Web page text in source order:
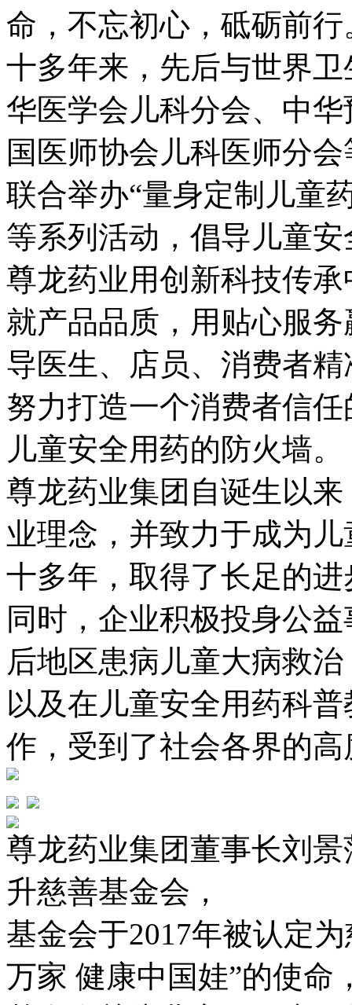
命，不忘初心，砥砺前行
十多年来，先后与世界
华医学会儿科分会、中
国医师协会儿科医师分
联合举办“量身定制儿童
等系列活动，倡导儿童
尊龙药业用创新科技传
就产品品质，用贴心服
导医生、店员、消费者
努力打造一个消费者信
儿童安全用药的防火墙。
尊龙药业集团自诞生以
业理念，并致力于成为
十多年，取得了长足的
同时，企业积极投身公
后地区患病儿童大病救
以及在儿童安全用药科
作，受到了社会各界的
尊龙药业集团董事长刘
升慈善基金会，
基金会于2017年被认定
万家 健康中国娃”的使命